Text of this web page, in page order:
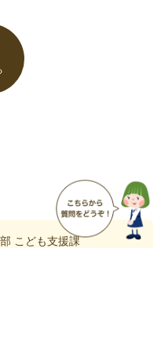
こども支援課